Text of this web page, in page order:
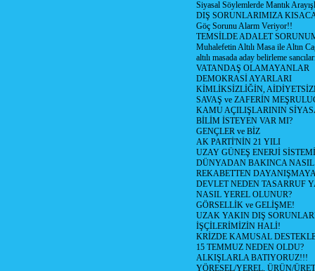
Siyasal Söylemlerde Mantık
DIŞ SORUNLARIMIZA
Göç Sorunu Alarm Veriyor!!
TEMSİLDE ADALET
Muhalefetin Altılı Masa ile Altın
altılı masada aday belirleme
VATANDAŞ OLAMAYANLAR
DEMOKRASİ AYARLARI
KİMLİKSİZLİĞİN,
SAVAŞ ve ZAFERİN
KAMU AÇILIŞLARININ
BİLİM İSTEYEN VAR MI?
GENÇLER ve BİZ
AK PARTİ'NİN 21 YILI
UZAY GÜNEŞ ENERJİ SİSTEMİ
DÜNYADAN BAKINCA
REKABETTEN
DEVLET NEDEN TASARRUF
NASIL YEREL OLUNUR?
GÖRSELLİK ve GELİŞME!
UZAK YAKIN DIŞ
İŞÇİLERİMİZİN HALİ!
KRİZDE KAMUSAL
15 TEMMUZ NEDEN OLDU?
ALKIŞLARLA BATIYORUZ!!!
YÖRESEL/YEREL, ÜRÜN/